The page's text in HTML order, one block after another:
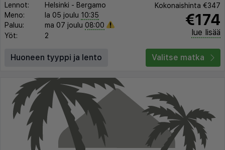
Lennot: Helsinki - Bergamo
Meno:
la 05 joulu 10:35
Paluu:
ma 07 joulu 08:00
Yöt:
2
Kokonaishinta €347
€174
lue lisää
Huoneen tyyppi ja lento Valitse matka